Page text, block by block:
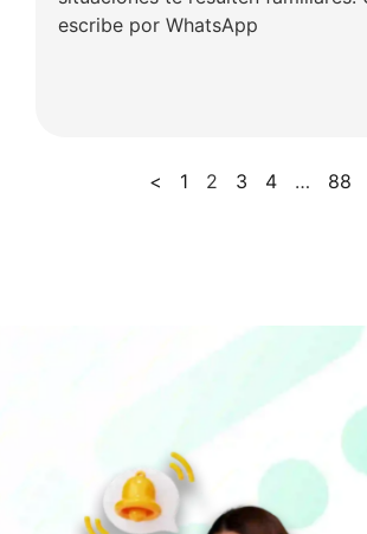
escribe por WhatsApp
< 1 2 3 4 … 88